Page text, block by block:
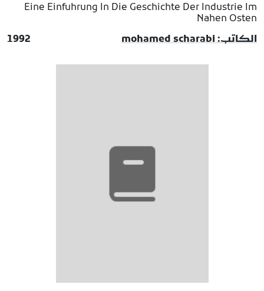
Eine Einfuhrung In Die Geschichte Der Industrie Im
Nahen Osten
الكاتب: mohamed scharabi
1992